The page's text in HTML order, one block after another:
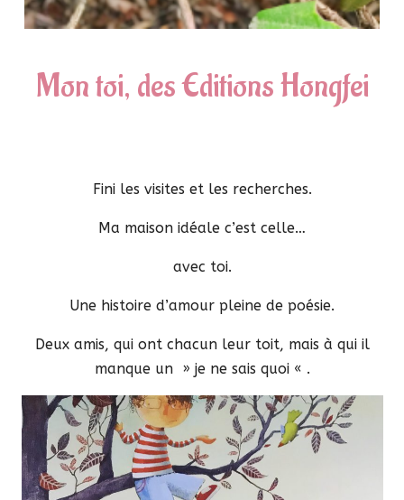
Mon toi, des Editions Hongfei
Fini les visites et les recherches.
Ma maison idéale c’est celle…
avec toi.
Une histoire d’amour pleine de poésie.
Deux amis, qui ont chacun leur toit, mais à qui il
manque un » je ne sais quoi « .